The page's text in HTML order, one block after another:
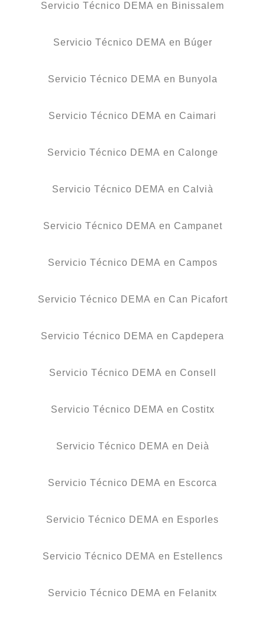
Servicio Técnico DEMA en Binissalem
Servicio Técnico DEMA en Búger
Servicio Técnico DEMA en Bunyola
Servicio Técnico DEMA en Caimari
Servicio Técnico DEMA en Calonge
Servicio Técnico DEMA en Calvià
Servicio Técnico DEMA en Campanet
Servicio Técnico DEMA en Campos
Servicio Técnico DEMA en Can Picafort
Servicio Técnico DEMA en Capdepera
Servicio Técnico DEMA en Consell
Servicio Técnico DEMA en Costitx
Servicio Técnico DEMA en Deià
Servicio Técnico DEMA en Escorca
Servicio Técnico DEMA en Esporles
Servicio Técnico DEMA en Estellencs
Servicio Técnico DEMA en Felanitx